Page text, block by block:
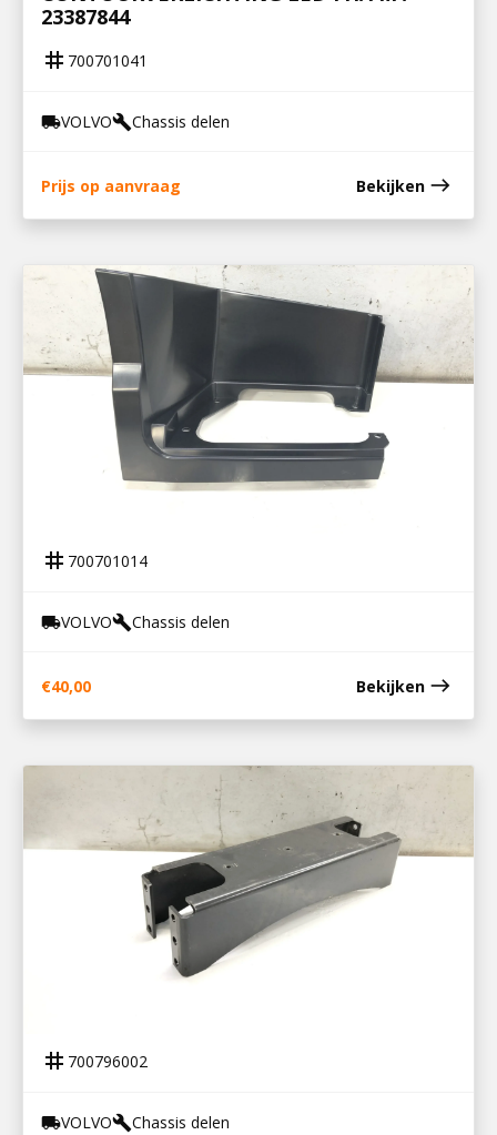
23387844
tag 700701041
local_shippingVOLVObuildChassis delen
Prijs op aanvraag Bekijken east
700701014
tag 700701014
local_shippingVOLVObuildChassis delen
€40,00 Bekijken east
tag 700796002
local_shippingVOLVObuildChassis delen